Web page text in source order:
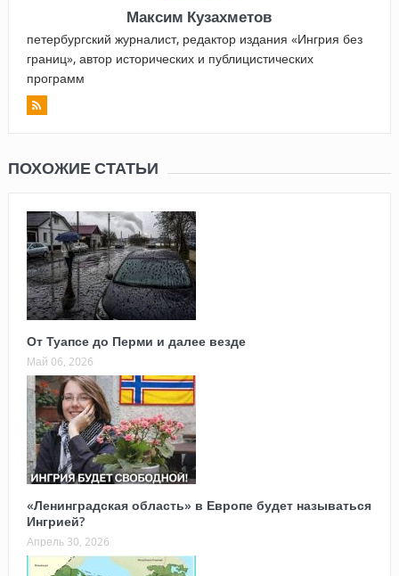
Максим Кузахметов
петербургский журналист, редактор издания «Ингрия без
границ», автор исторических и публицистических
программ
ПОХОЖИЕ СТАТЬИ
От Туапсе до Перми и далее везде
Май 06, 2026
«Ленинградская область» в Европе будет называться
Ингрией?
Апрель 30, 2026